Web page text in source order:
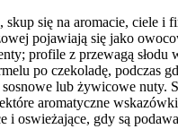
skup się na aromacie, ciele i
pojawiają się jako
profile z przewagą słodu
po czekoladę, podczas
lub żywicowe nuty.
aromatyczne
i oswieżające, gdy są